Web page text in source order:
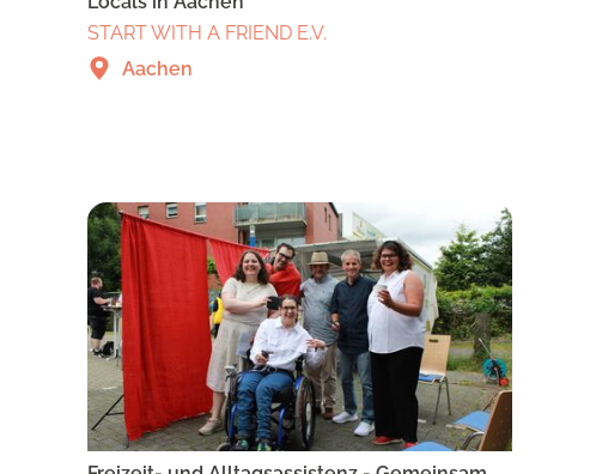
START WITH A FRIEND E.V.
Aachen